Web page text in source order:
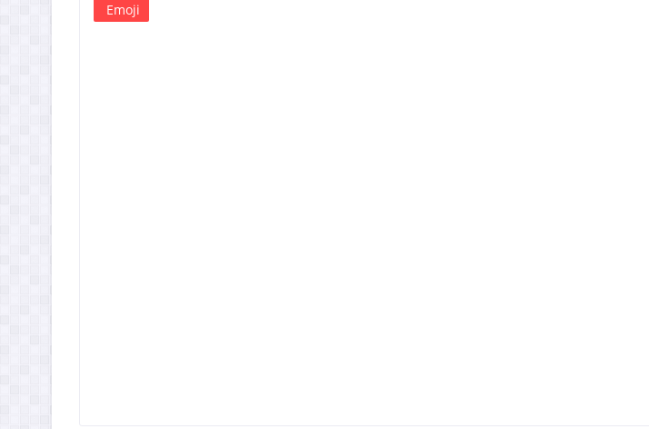
Emoji